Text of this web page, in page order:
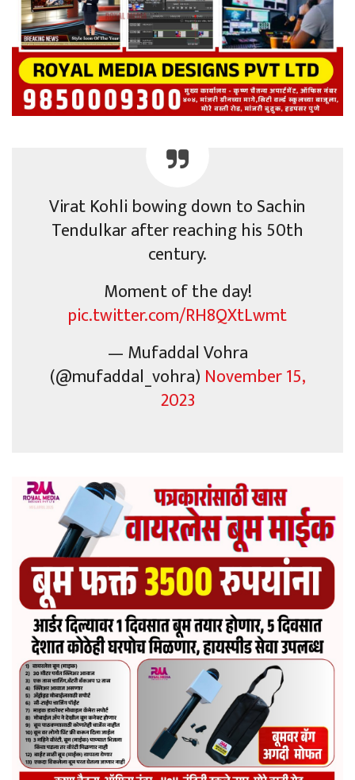
Virat Kohli bowing down to Sachin
Tendulkar after reaching his 50th
century.
Moment of the day!
pic.twitter.com/RH8QXtLwmt
— Mufaddal Vohra
(@mufaddal_vohra) November 15,
2023